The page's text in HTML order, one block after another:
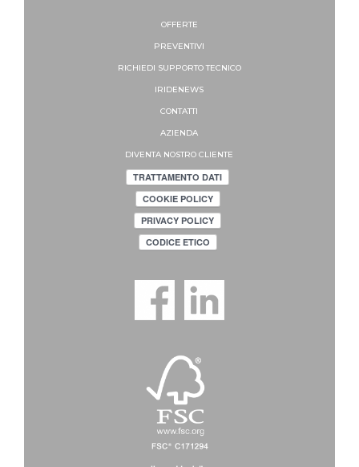
OFFERTE
PREVENTIVI
RICHIEDI SUPPORTOTECNICO
IRIDENEWS
CONTATTI
AZIENDA
DIVENTA NOSTRO CLIENTE